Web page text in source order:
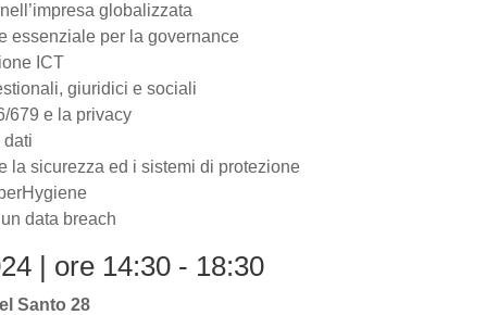
globalizzata
essenziale per la governance
ICT
giuridici e sociali
679 e la privacy
dati
la sicurezza ed i sistemi di protezione
data breach
| ore 14:30 - 18:30
Santo 28